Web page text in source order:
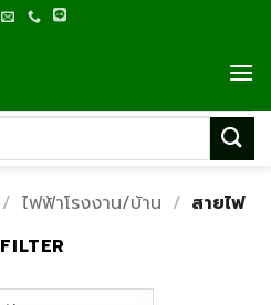
/ ไฟฟ้าโรงงาน/บ้าน / สายไฟ
FILTER